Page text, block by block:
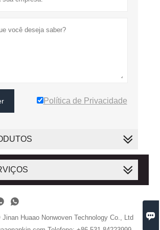

Política de Privacidade

Huaao Nonwoven Technology Co., Ltd